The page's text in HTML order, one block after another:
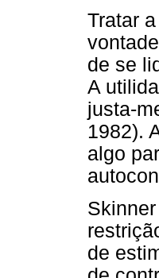
Tratar
de se
A
justa-
1982).
algo
de